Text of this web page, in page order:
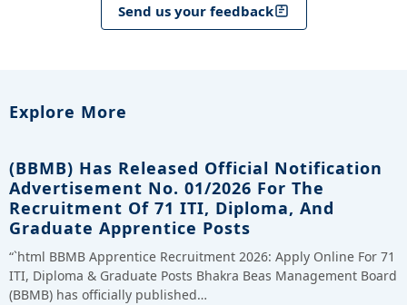
Send us your feedback
Explore More
(BBMB) Has Released Official Notification
Advertisement No. 01/2026 For The
Recruitment Of 71 ITI, Diploma, And
Graduate Apprentice Posts
“`html BBMB Apprentice Recruitment 2026: Apply Online For 71
ITI, Diploma & Graduate Posts Bhakra Beas Management Board
(BBMB) has officially published…